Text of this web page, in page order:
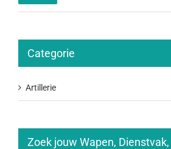
Categorie
Artillerie
Zoek jouw Wapen,